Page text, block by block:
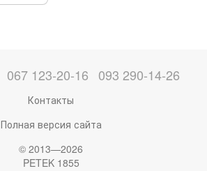
067 123-20-16 093 290-14-26
Контакты
Полная версия сайта
© 2013—2026
PETEK 1855